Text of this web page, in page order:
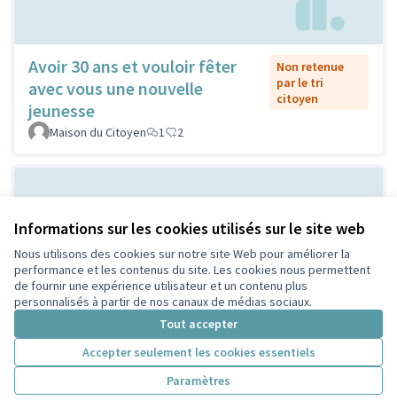
Informations sur les cookies utilisés sur le site web
Nous utilisons des cookies sur notre site Web pour améliorer la
performance et les contenus du site. Les cookies nous permettent
de fournir une expérience utilisateur et un contenu plus
personnalisés à partir de nos canaux de médias sociaux.
Tout accepter
Accepter seulement les cookies essentiels
Paramètres
Avoir 30 ans et vouloir fêter
avec vous une nouvelle
jeunesse
Non retenue
par le tri
citoyen
Maison du Citoyen 1 2
Vilain grand cône de béton ou
atelier de création et
d'expression ...?
par le tri
citoyen
Sylvie Orkisz 2 3